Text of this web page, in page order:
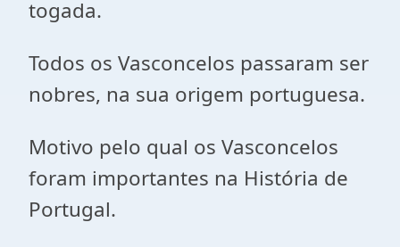
togada.
Todos os Vasconcelos passaram ser
nobres, na sua origem portuguesa.
Motivo pelo qual os Vasconcelos
foram importantes na História de
Portugal.